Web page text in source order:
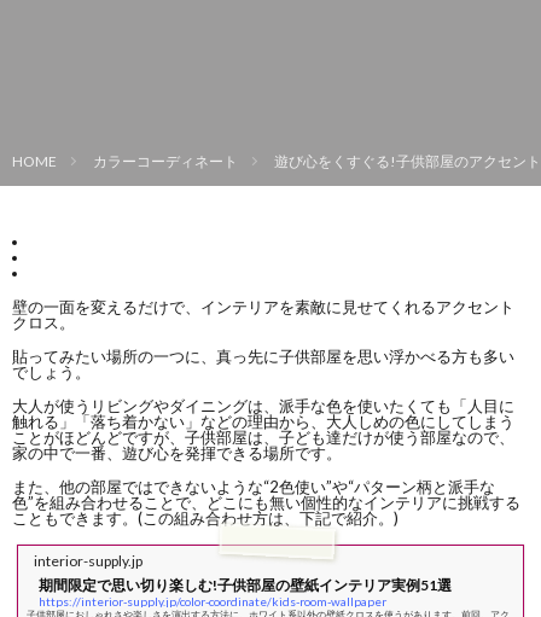
HOME カラーコーディネート 遊び心をくすぐる!子供部屋のアクセン
壁の一面を変えるだけで、インテリアを素敵に見せてくれるアクセント
クロス。
貼ってみたい場所の一つに、真っ先に子供部屋を思い浮かべる方も多い
でしょう。
大人が使うリビングやダイニングは、派手な色を使いたくても「人目に
触れる」「落ち着かない」などの理由から、大人しめの色にしてしまう
ことがほどんどですが、子供部屋は、子ども達だけが使う部屋なので、
家の中で一番、遊び心を発揮できる場所です。
また、他の部屋ではできないような“2色使い”や“パターン柄と派手な
色”を組み合わせることで、どこにも無い個性的なインテリアに挑戦する
こともできます。(この組み合わせ方は、下記で紹介。)
interior-supply.jp
期間限定で思い切り楽しむ!子供部屋の壁紙インテリア実例51選
https://interior-supply.jp/color-coordinate/kids-room-wallpaper
子供部屋におしゃれさや楽しさを演出する方法に、ホワイト系以外の壁紙クロスを使うがあります。前回、アク